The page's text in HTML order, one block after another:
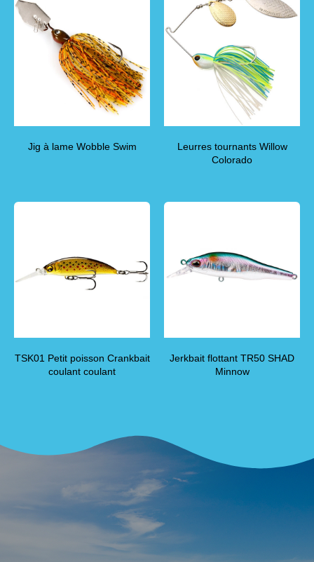
Jig à lame Wobble Swim
Leurres tournants Willow
Colorado
TSK01 Petit poisson Crankbait
coulant coulant
Jerkbait flottant TR50 SHAD
Minnow